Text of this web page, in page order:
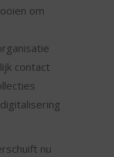
om
contact
nu